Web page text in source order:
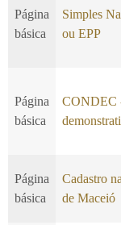
Página
básica
Simples
ou EPP
Página
básica
CONDEC
Página
básica
Cadastro
de Maceió